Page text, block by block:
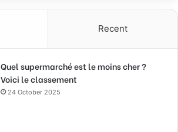
Recent
Quel supermarché est le moins cher ?
Voici le classement
24 October 2025